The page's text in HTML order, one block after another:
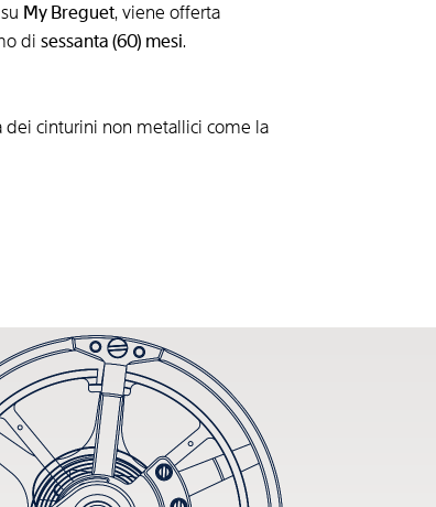
My Breguet, viene offerta
di sessanta (60) mesi.
dei cinturini non metallici come la